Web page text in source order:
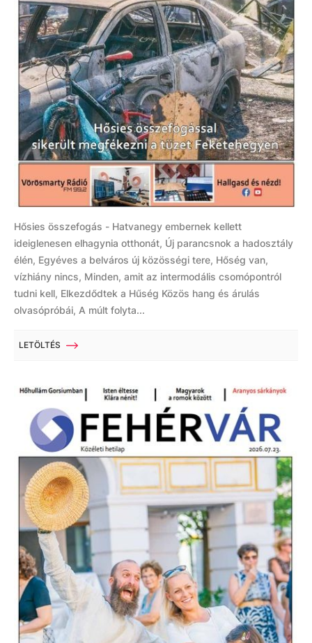
Hősies összefogás - Hatvanegy embernek kellett
ideiglenesen elhagynia otthonát, Új parancsnok a hadosztály
élén, Egyéves a belváros új közösségi tere, Hőség van,
vízhiány nincs, Minden, amit az intermodális csomópontról
tudni kell, Elkezdődtek a Hűség Közös hang és árulás
olvasópróbái, A múlt folyta...
LETÖLTÉS